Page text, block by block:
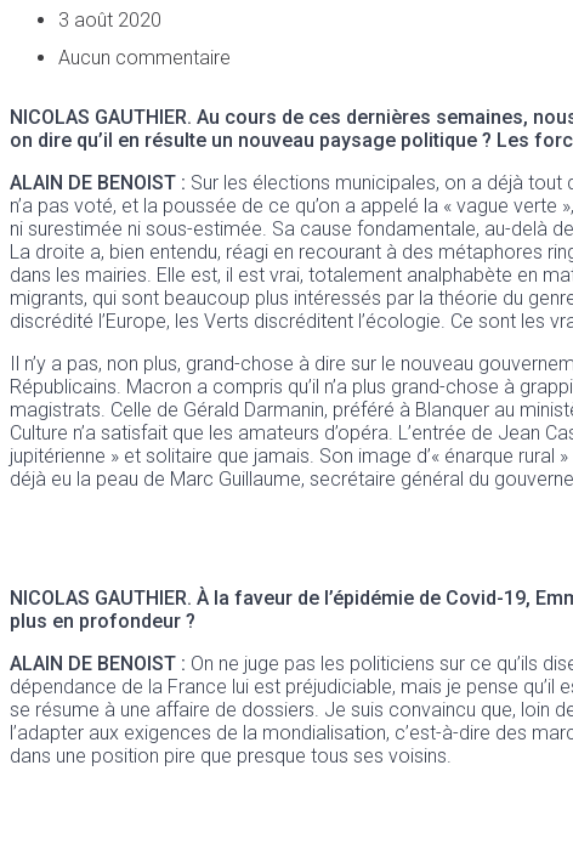
3 août 2020
Aucun commentaire
NICOLAS GAUTHIER. Au cours de ces dernières semaines,
on dire qu’il en résulte un nouveau paysage politique ? Les
ALAIN DE BENOIST : Sur les élections municipales, on a déjà tout
n’a pas voté, et la poussée de ce qu’on a appelé la « vague
ni surestimée ni sous-estimée. Sa cause fondamentale, au-delà
La droite a, bien entendu, réagi en recourant à des métaphores
dans les mairies. Elle est, il est vrai, totalement analphabète en
migrants, qui sont beaucoup plus intéressés par la théorie du
discrédité l’Europe, les Verts discréditent l’écologie. Ce sont les
Il n’y a pas, non plus, grand-chose à dire sur le nouveau
Républicains. Macron a compris qu’il n’a plus grand-chose à
magistrats. Celle de Gérald Darmanin, préféré à Blanquer au
Culture n’a satisfait que les amateurs d’opéra. L’entrée de Jean
jupitérienne » et solitaire que jamais. Son image d’« énarque
déjà eu la peau de Marc Guillaume, secrétaire général du
NICOLAS GAUTHIER. À la faveur de l’épidémie de Covid-19,
plus en profondeur ?
ALAIN DE BENOIST : On ne juge pas les politiciens sur ce qu’ils
dépendance de la France lui est préjudiciable, mais je pense qu’il
se résume à une affaire de dossiers. Je suis convaincu que, loin
l’adapter aux exigences de la mondialisation, c’est-à-dire des
dans une position pire que presque tous ses voisins.